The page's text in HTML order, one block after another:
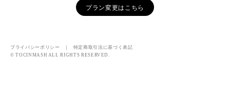
プラン変更はこちら
プライバシーポリシー ｜ 特定商取引法に基づく表記
© TOCINMASH ALL RIGHTS RESERVED.